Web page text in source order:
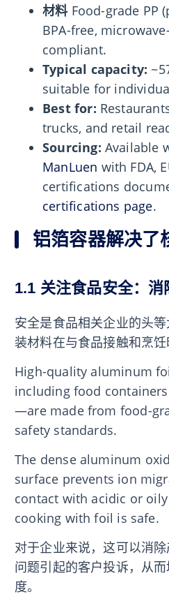
材料Food-grade PP
BPA-free,
compliant.
Typical capacity:
suitable for
Best for:
trucks, and retail
Sourcing: Available
ManLuen with FDA,
certifications
certifications page.
铝箔容器解决了
1.1 关注食品安全：
安全是食品相关企业的头
装材料在与食品接触和烹饪
High-quality aluminum
including food
—are made from food-
safety standards.
The dense aluminum
surface prevents ion
contact with acidic or
cooking with foil is safe.
对于企业来说，这可以消
问题引起的客户投诉，从
度。